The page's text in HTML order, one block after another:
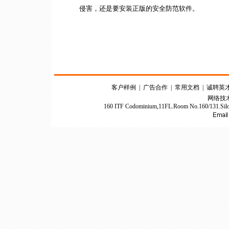
侵害，还是要安装正版的安全防范软件。
客户样例 广告合作| 常用文档| 诚聘英
网络技
160 ITF Codominium,11FL.Room No.160/